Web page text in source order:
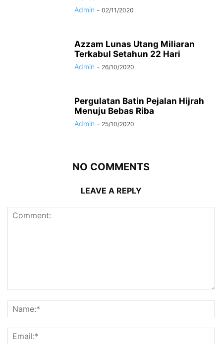
Admin - 02/11/2020
Azzam Lunas Utang Miliaran
Terkabul Setahun 22 Hari
Admin - 26/10/2020
Pergulatan Batin Pejalan Hijrah
Menuju Bebas Riba
Admin - 25/10/2020
NO COMMENTS
LEAVE A REPLY